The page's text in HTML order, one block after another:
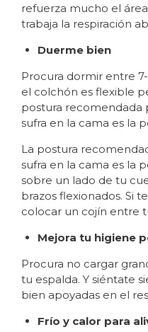
refuerza mucho el
trabaja la respiración
Duerme bien
Procura dormir entre
el colchón es flexible
postura recomendada
sufra en la cama es la
La postura
sufra en la cama es la
sobre un lado de tu
brazos flexionados. Si
colocar un cojín entre
Mejora tu higiene
Procura no cargar
tu espalda. Y siéntate
bien apoyadas en el
Frío y calor para